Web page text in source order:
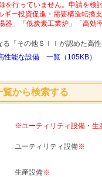
行っていません。申請を検
ー投資促進・需要構造転換
器」「低炭素工業炉」「高
「その他ＳＩＩが認めた高
性能な設備 一覧（105KB）
覧から検索する
※ユーティリティ設備・生
ユーティリティ設備※
生産設備※